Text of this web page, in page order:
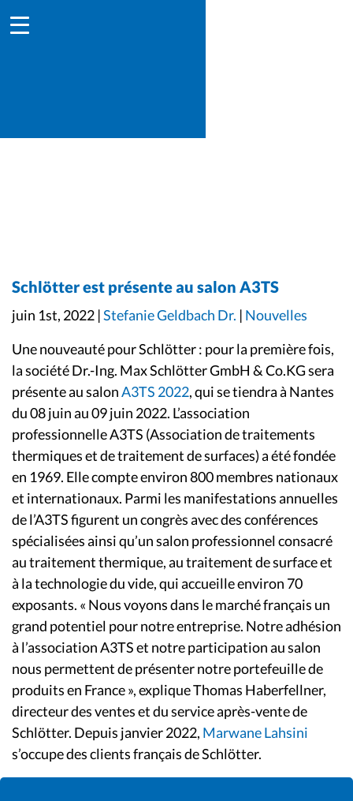
Schlötter est présente au salon A3TS
juin 1st, 2022 |Stefanie Geldbach Dr. | Nouvelles
Une nouveauté pour Schlötter : pour la première fois,
la société Dr.-Ing. Max Schlötter GmbH & Co.KG sera
présente au salonA3TS 2022, qui se tiendra à Nantes
du 08 juin au 09 juin 2022. L’association
professionnelle A3TS (Association de traitements
thermiques et de traitement de surfaces) a été fondée
en 1969. Elle compte environ 800 membres nationaux
et internationaux. Parmi les manifestations annuelles
de l’A3TS figurent un congrès avec des conférences
spécialisées ainsi qu’un salon professionnel consacré
au traitement thermique, au traitement de surface et
à la technologie du vide, qui accueille environ 70
exposants. « Nous voyons dans le marché français un
grand potentiel pour notre entreprise. Notre adhésion
à l’association A3TS et notre participation au salon
nous permettent de présenter notre portefeuille de
produits en France », explique Thomas Haberfellner,
directeur des ventes et du service après-vente de
Schlötter. Depuis janvier 2022, Marwane Lahsini
s’occupe des clients français de Schlötter.